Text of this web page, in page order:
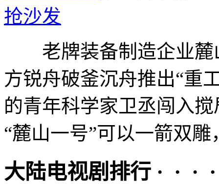
抢沙发
老牌装备制造企业麓
方锐舟破釜沉舟推出“重
的青年科学家卫丞闯入
“麓山一号”可以一箭双
大陆电视剧排行 · · ·